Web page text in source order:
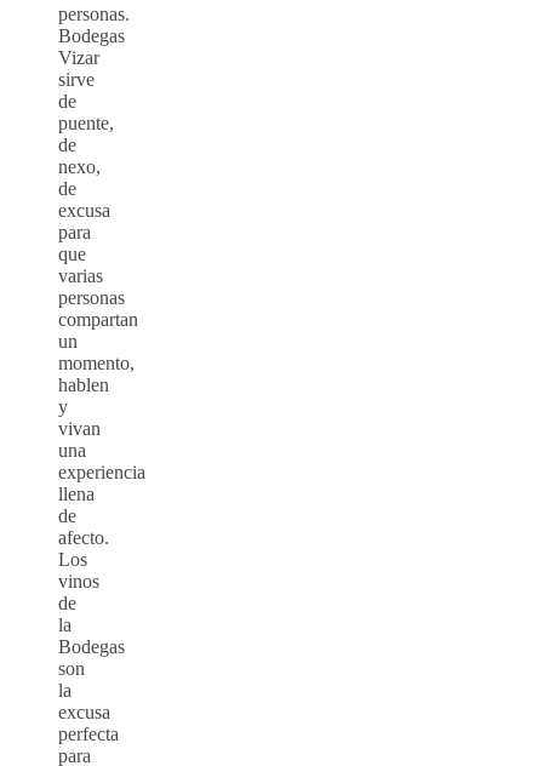
personas.
Bodegas
Vizar
sirve
de
puente,
de
nexo,
de
excusa
para
que
varias
personas
compartan
un
momento,
hablen
y
vivan
una
experiencia
llena
de
afecto.
Los
vinos
de
la
Bodegas
son
la
excusa
perfecta
para